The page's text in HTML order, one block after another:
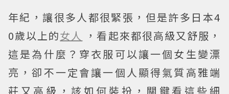
年紀，讓很多人都很緊張，但是許多日本4
0歲以上的女人
，看起來都很高級又舒服，
這是為什麼？穿衣服可以讓一個女生變漂
亮，卻不一定會讓一個人顯得氣質高雅端
莊又高級，該如何裝扮，關鍵看這些細